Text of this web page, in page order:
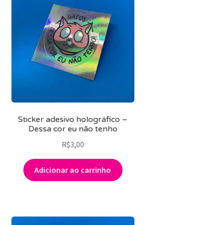
Sticker adesivo holográfico –
Dessa cor eu não tenho
R$3,00
Adicionar ao carrinho